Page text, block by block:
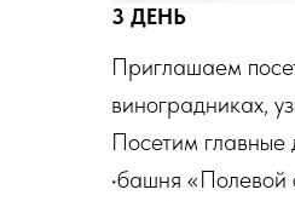
3 ДЕНЬ
Приглашаем
виноградниках,
Посетим главные
•башня «Полевой